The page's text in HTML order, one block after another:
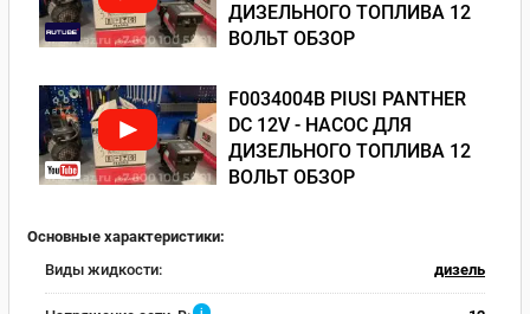
ДИЗЕЛЬНОГО ТОПЛИВА 12
ВОЛЬТ ОБЗОР
F0034004B PIUSI PANTHER
DC 12V - НАСОС ДЛЯ
ДИЗЕЛЬНОГО ТОПЛИВА 12
ВОЛЬТ ОБЗОР
Основные характеристики:
Виды жидкости:
дизель